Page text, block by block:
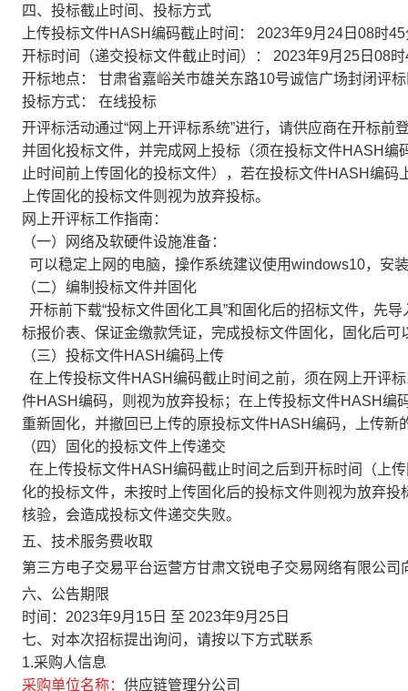
四、投标截止时间、投标方式
上传投标文件HASH编码截止时间：
2023年9月24日08时45
开标时间（递交投标文件截止时间）：
2023年9月25日08
开标地点：
甘肃省嘉峪关市雄关东路10号诚信广场封闭评
投标方式：
在线投标
开评标活动通过“网上开评标系统”进行，请供应商在开标前
并固化投标文件，并完成网上投标（须在投标文件HASH
止时间前上传固化的投标文件），若在投标文件HASH编
上传固化的投标文件则视为放弃投标。
网上开评标工作指南：
（一）网络及软硬件设施准备：
可以稳定上网的电脑，操作系统建议使用windows10，安
（二）编制投标文件并固化
开标前下载“投标文件固化工具”和固化后的招标文件，先
标报价表、保证金缴款凭证，完成投标文件固化，固化后
（三）投标文件HASH编码上传
在上传投标文件HASH编码截止时间之前，须在网上开评
件HASH编码，则视为放弃投标；在上传投标文件HASH编
重新固化，并撤回已上传的原投标文件HASH编码，上传新
（四）固化的投标文件上传递交
在上传投标文件HASH编码截止时间之后到开标时间（上
化的投标文件，未按时上传固化后的投标文件则视为放弃
核验，会造成投标文件递交失败。
五、技术服务费收取
第三方电子交易平台运营方甘肃文锐电子交易网络有限公
六、公告期限
时间： 2023年9月15日 至 2023年9月25日
七、对本次招标提出询问，请按以下方式联系
1.采购人信息
采购单位名称： 供应链管理分公司